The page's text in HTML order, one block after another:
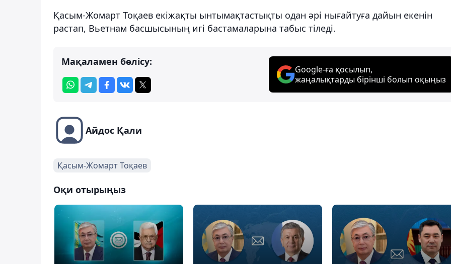
Қасым-Жомарт Тоқаев екіжақты ынтымақтастықты одан әрі нығайтуға дайын екенін
растап, Вьетнам басшысының игі бастамаларына табыс тіледі.
Мақаламен бөлісу:
Google-ға қосылып,
жаңалықтарды бірінші болып оқыңыз
Айдос Қали
Қасым-Жомарт Тоқаев
Оқи отырыңыз